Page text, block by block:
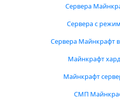
Сервера
Сервера с
Сервера Майнкрафт
Майнкрафт
Майнкрафт
СМП